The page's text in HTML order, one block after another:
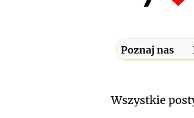
Poznaj nas
Wszystkie